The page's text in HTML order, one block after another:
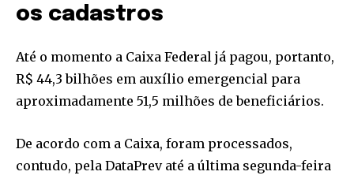
os cadastros
Até o momento a Caixa Federal já pagou, portanto,
R$ 44,3 bilhões em auxílio emergencial para
aproximadamente 51,5 milhões de beneficiários.
De acordo com a Caixa, foram processados,
contudo, pela DataPrev até a última segunda-feira